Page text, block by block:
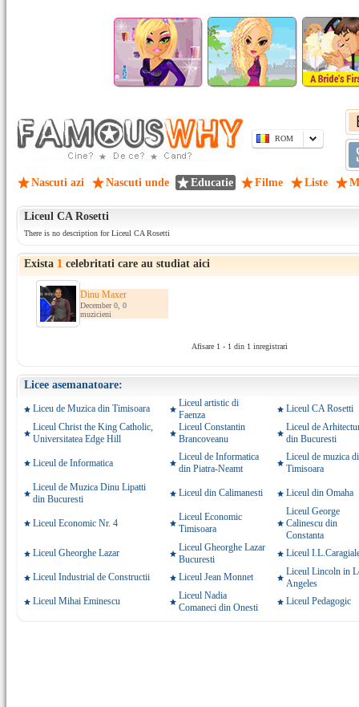
ROM
Nascuti azi Nascuti unde Educatie Filme Liste
Liceul CA Rosetti
There is no description for Liceul CA Rosetti
Exista 1 celebritati care au studiat aici
Dinu Maxer
December 0, 0
muzicieni
Afisare 1 - 1 din 1 inregistrari
Licee asemanatoare:
Liceu de Muzica din Timisoara
Liceul artistic di
Faenza
Liceul CA Rosetti
Liceul Christ the King Catholic,
Universitatea Edge Hill
Liceul Constantin
Brancoveanu
Liceul de
din Bucuresti
Liceul de Informatica
Liceul de Informatica
din Piatra-Neamt
Liceul de muzica
Timisoara
Liceul de Muzica Dinu Lipatti
din Bucuresti
Liceul din Calimanesti Liceul din Omaha
Liceul Economic Nr. 4
Liceul Economic
Timisoara
Liceul George
Calinescu din
Constanta
Liceul Gheorghe Lazar
Liceul Gheorghe Lazar
Bucuresti
Liceul
Liceul Industrial de Constructii Liceul Jean Monnet
Liceul Lincoln in
Angeles
Liceul Mihai Eminescu
Liceul Nadia
Comaneci din Onesti
Liceul Pedagogic